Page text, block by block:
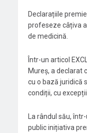
Declarațiile
profeseze câțiva
de medicină.
Într-un articol
Mureș, a declarat
cu o bază juridică
condiții, cu
La rândul său,
public inițiativa